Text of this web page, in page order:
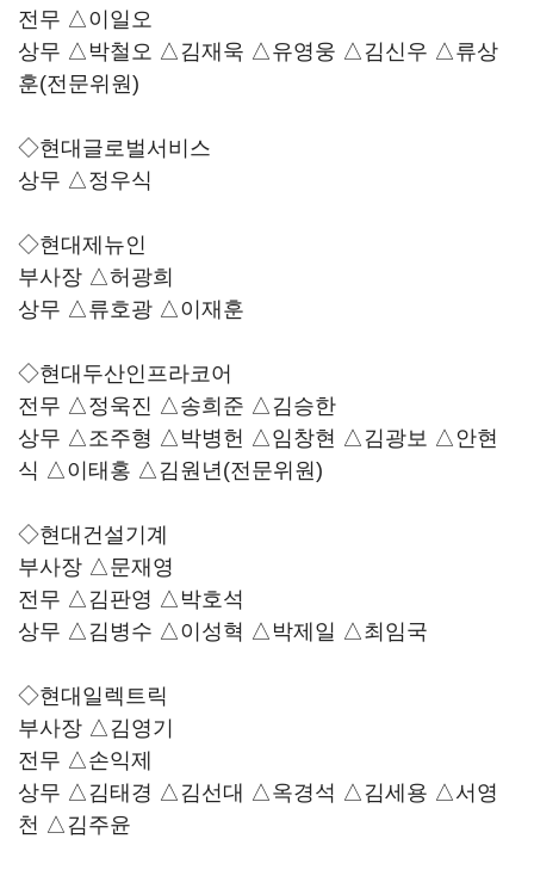
전무 △이일오
상무 △박철오 △김재욱 △유영웅 △김신우 △류상
훈(전문위원)
◇현대글로벌서비스
상무 △정우식
◇현대제뉴인
부사장 △허광희
상무 △류호광 △이재훈
◇현대두산인프라코어
전무 △정욱진 △송희준 △김승한
상무 △조주형 △박병헌 △임창현 △김광보 △안현
식 △이태홍 △김원년(전문위원)
◇현대건설기계
부사장 △문재영
전무 △김판영 △박호석
상무 △김병수 △이성혁 △박제일 △최임국
◇현대일렉트릭
부사장 △김영기
전무 △손익제
상무 △김태경 △김선대 △옥경석 △김세용 △서영
천 △김주윤